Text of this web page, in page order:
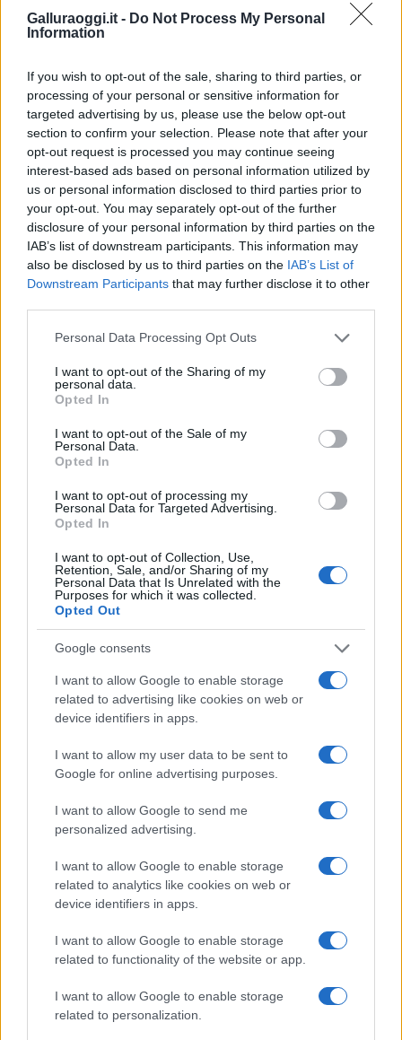
Galluraoggi.it - Do Not Process My Personal
Information
If you wish to opt-out of the sale, sharing to third parties, or
processing of your personal or sensitive information for
targeted advertising by us, please use the below opt-out
section to confirm your selection. Please note that after your
opt-out request is processed you may continue seeing
interest-based ads based on personal information utilized by
us or personal information disclosed to third parties prior to
your opt-out. You may separately opt-out of the further
disclosure of your personal information by third parties on the
IAB’s list of downstream participants. This information may
also be disclosed by us to third parties on the IAB’s List of
Downstream Participants that may further disclose it to other
Please note that this website/app uses one or more Google
not limited to your visit or usage behaviour. You may click to
grant or deny consent to Google and its third-party tags to
use your data for below specified purposes in below Google
consent section.
Personal Data Processing Opt Outs
I want to opt-out of the Sharing of my
personal data.
Opted In
I want to opt-out of the Sale of my
Personal Data.
Opted In
I want to opt-out of processing my
Personal Data for Targeted Advertising.
Opted In
I want to opt-out of Collection, Use,
Retention, Sale, and/or Sharing of my
Personal Data that Is Unrelated with the
Purposes for which it was collected.
Opted Out
Google consents
I want to allow Google to enable storage
related to advertising like cookies on web or
device identifiers in apps.
I want to allow my user data to be sent to
Google for online advertising purposes.
I want to allow Google to send me
personalized advertising.
I want to allow Google to enable storage
related to analytics like cookies on web or
device identifiers in apps.
I want to allow Google to enable storage
related to functionality of the website or app.
I want to allow Google to enable storage
related to personalization.
daGoogle News
Condividi l'articolo
F
a
ce
b
o
o
k
T
w
it
te
r
Pi
n
te
re
st
W
h
at
s
A
p
p
S
h
a
re
Articolo precedente
Prossimo articolo
NOTIZIE RECENTI
Migliori agenzie per l’Attestazione SOA in Italia:
“Sul filo del discorso”: sold out ad Olbia per il
reading su Atzeni
center di Tegge
Esce di strada con l’auto ad Arzachena: ferito il
conducente
Turiste si perdono a Tavolara: salvate dai vigili
Meteo Olbia 6 agosto, migliora il tempo in
persone: due bimbi tra i feriti